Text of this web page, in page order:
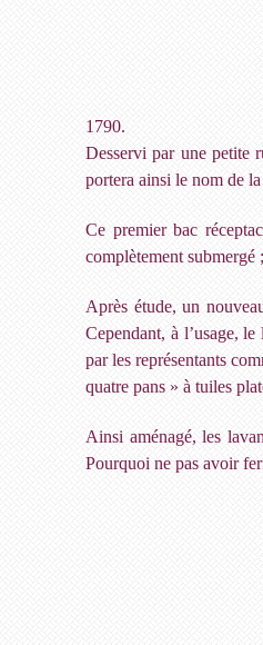
1790.
Desservi par une petite
portera ainsi le nom de
Ce premier bac
complètement
Après étude, un
Cependant, à l’usage,
par les représentants
quatre pans » à tuiles
Ainsi aménagé, les
Pourquoi ne pas avoir